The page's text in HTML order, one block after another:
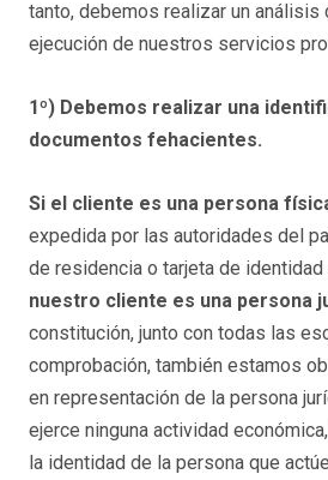
tanto, debemos realizar un
ejecución de nuestros servicios
1º) Debemos realizar una
documentos fehacientes.
Si el cliente es una persona
expedida por las autoridades del
de residencia o tarjeta de
nuestro cliente es una persona
constitución, junto con todas las
comprobación, también estamos
en representación de la persona
ejerce ninguna actividad
la identidad de la persona que